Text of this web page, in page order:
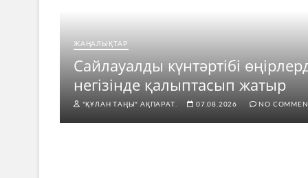
ЖАҢАЛЫҚТАР
Сайлауалды күнтәртібі
негізінде қалыптасып жатыр
"ҚҰЛАН ТАҢЫ" АҚПАРАТ. 07.08.2026 NO